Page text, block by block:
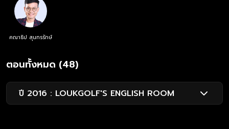
คณาธิป สุนทรรักษ์
ตอนทั้งหมด (48)
ปี 2016 : LOUKGOLF'S ENGLISH ROOM